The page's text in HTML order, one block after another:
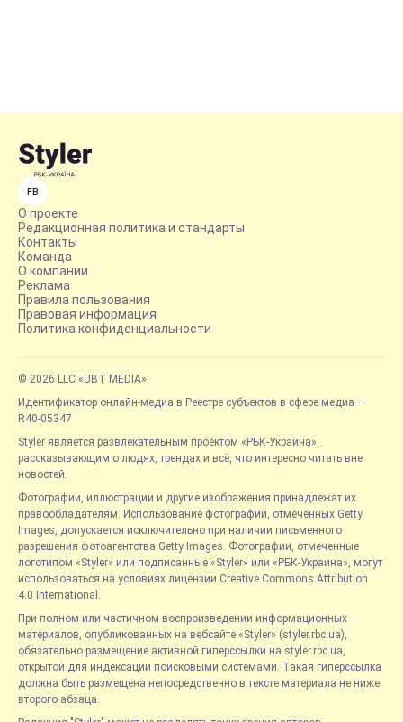
FB
О проекте
Редакционная политика и стандарты
Контакты
Команда
О компании
Реклама
Правила пользования
Правовая информация
Политика конфиденциальности
© 2026 LLC «UBT MEDIA»
Идентификатор онлайн-медиа в Реестре субъектов в сфере медиа —
R40-05347
Styler является развлекательным проектом «РБК-Украина»,
рассказывающим о людях, трендах и всё, что интересно читать вне
новостей.
Фотографии, иллюстрации и другие изображения принадлежат их
правообладателям. Использование фотографий, отмеченных Getty
Images, допускается исключительно при наличии письменного
разрешения фотоагентства Getty Images. Фотографии, отмеченные
логотипом «Styler» или подписанные «Styler» или «РБК-Украина», могут
использоваться на условиях лицензии Creative Commons Attribution
4.0 International.
При полном или частичном воспроизведении информационных
материалов, опубликованных на вебсайте «Styler» (styler.rbc.ua),
обязательно размещение активной гиперссылки на styler.rbc.ua,
открытой для индексации поисковыми системами. Такая гиперссылка
должна быть размещена непосредственно в тексте материала не ниже
второго абзаца.